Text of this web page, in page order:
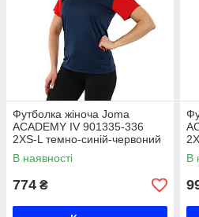
Футболка жіноча Joma
ACADEMY IV 901335-336
2XS-L темно-синій-червоний
Код 901335-336
В наявності
774 ₴
В